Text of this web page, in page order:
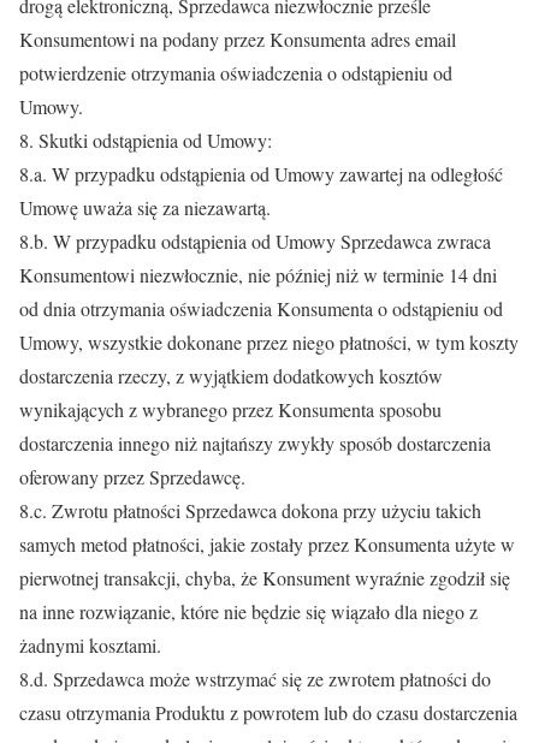
drogą elektroniczną, Sprzedawca niezwłocznie prześle
Konsumentowi na podany przez Konsumenta adres email
potwierdzenie otrzymania oświadczenia o odstąpieniu od
Umowy.
8. Skutki odstąpienia od Umowy:
8.a. W przypadku odstąpienia od Umowy zawartej na odległość
Umowę uważa się za niezawartą.
8.b. W przypadku odstąpienia od Umowy Sprzedawca zwraca
Konsumentowi niezwłocznie, nie później niż w terminie 14 dni
od dnia otrzymania oświadczenia Konsumenta o odstąpieniu od
Umowy, wszystkie dokonane przez niego płatności, w tym koszty
dostarczenia rzeczy, z wyjątkiem dodatkowych kosztów
wynikających z wybranego przez Konsumenta sposobu
dostarczenia innego niż najtańszy zwykły sposób dostarczenia
oferowany przez Sprzedawcę.
8.c. Zwrotu płatności Sprzedawca dokona przy użyciu takich
samych metod płatności, jakie zostały przez Konsumenta użyte w
pierwotnej transakcji, chyba, że Konsument wyraźnie zgodził się
na inne rozwiązanie, które nie będzie się wiązało dla niego z
żadnymi kosztami.
8.d. Sprzedawca może wstrzymać się ze zwrotem płatności do
czasu otrzymania Produktu z powrotem lub do czasu dostarczenia